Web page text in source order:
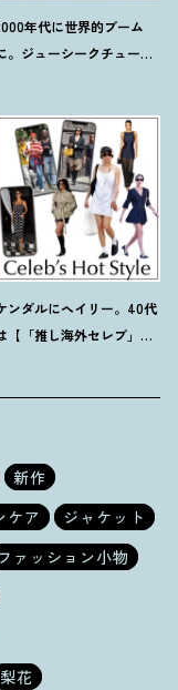
年代に世界的ブーム
。ジューシークチュール
ンダルにヘイリー。40代
【「推し海外セレブ」
新作
ケア
ジャケット
ファッション小物
梨花